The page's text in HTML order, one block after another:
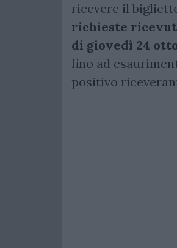
ricevere il
richieste
di giovedì 24
fino ad
positivo